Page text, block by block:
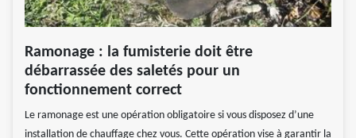
Ramonage : la fumisterie doit être
débarrassée des saletés pour un
fonctionnement correct
Le ramonage est une opération obligatoire si vous disposez d’une
installation de chauffage chez vous. Cette opération vise à garantir la